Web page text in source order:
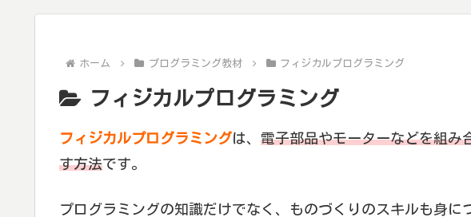
ホーム プログラミング教材 フィジカルプログラミング
フィジカルプログラミング
フィジカルプログラミングは、 電子部品やモーターなどを組み
す方法です。
プログラミングの知識だけでなく、ものづくりのスキルも身に